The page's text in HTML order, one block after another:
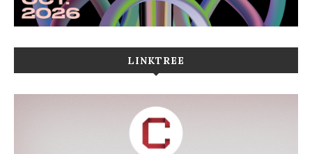
LINKTREE